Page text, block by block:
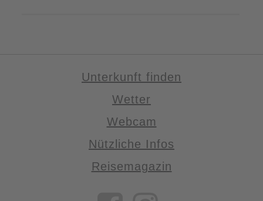
Unterkunft finden
Wetter
Webcam
Nützliche Infos
Reisemagazin